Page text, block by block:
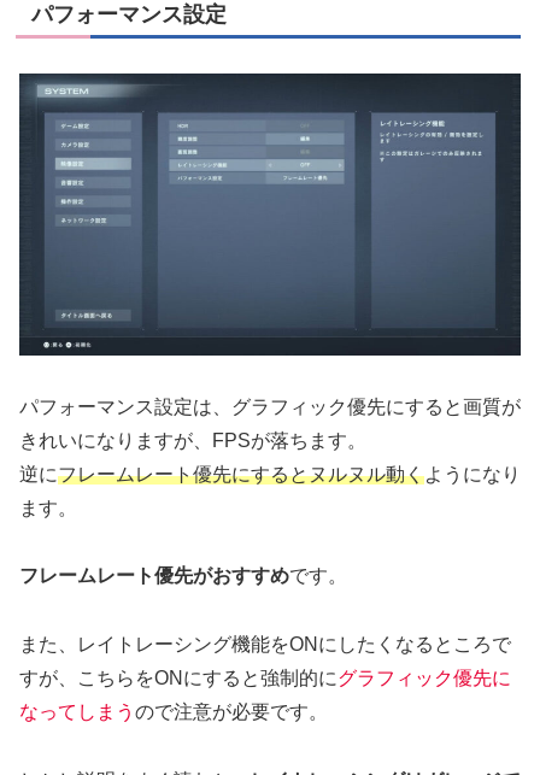
パフォーマンス設定
パフォーマンス設定は、グラフィック優先にすると画質が
きれいになりますが、FPSが落ちます。
逆にフレームレート優先にするとヌルヌル動くようになり
ます。
フレームレート優先がおすすめです。
また、レイトレーシング機能をONにしたくなるところで
すが、こちらをONにすると強制的にグラフィック優先に
なってしまう ので注意が必要です。